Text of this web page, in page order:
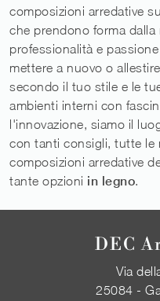
composizioni arredative
che prendono forma
professionalità e
mettere a nuovo o
secondo il tuo stile e le
ambienti interni con
l'innovazione, siamo il
con tanti consigli, tutte le
composizioni arredative
tante opzioni in legno.
DEC
Via
25084 -